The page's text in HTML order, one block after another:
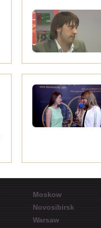
Moskow
Novosibirsk
Warsaw